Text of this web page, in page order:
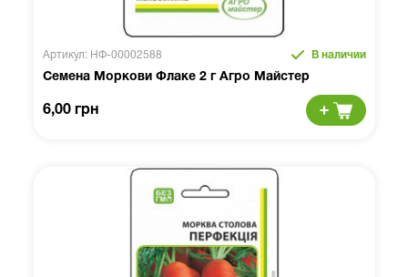
Артикул: НФ-00002588 В наличии
Семена Моркови Флаке 2 г Агро Майстер
6,00 грн